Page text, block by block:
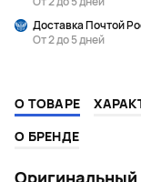
Доставка Почтой
От 2 до 5 дней
О ТОВАРЕ
О БРЕНДЕ
Оригинальный